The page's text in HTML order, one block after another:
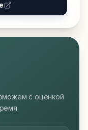
с оценкой